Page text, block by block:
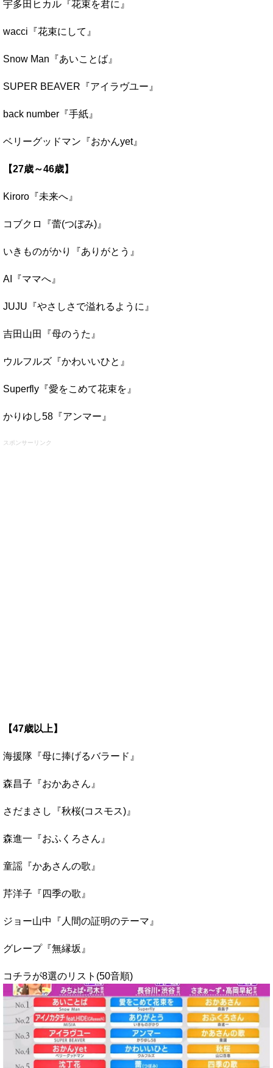
宇多田ヒカル『花束を君に』
wacci『花束にして』
Snow Man『あいことば』
SUPER BEAVER『アイラヴユー』
back number『手紙』
ベリーグッドマン『おかんyet』
【27歳～46歳】
Kiroro『未来へ』
コブクロ『蕾(つぼみ)』
いきものがかり『ありがとう』
AI『ママへ』
JUJU『やさしさで溢れるように』
吉田山田『母のうた』
ウルフルズ『かわいいひと』
Superfly『愛をこめて花束を』
かりゆし58『アンマー』
スポンサーリンク
【47歳以上】
海援隊『母に捧げるバラード』
森昌子『おかあさん』
さだまさし『秋桜(コスモス)』
森進一『おふくろさん』
童謡『かあさんの歌』
芹洋子『四季の歌』
ジョー山中『人間の証明のテーマ』
グレープ『無縁坂』
コチラが8選のリスト(50音順)